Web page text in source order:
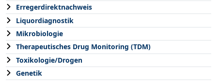
Erregerdirektnachweis
Liquordiagnostik
Mikrobiologie
Therapeutisches Drug Monitoring (TDM)
Toxikologie/Drogen
Genetik